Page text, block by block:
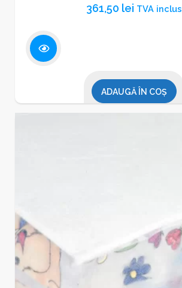
361,50 lei TVA inclus
ADAUGĂ ÎN COȘ